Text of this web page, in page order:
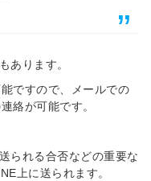
あります。
ですので、メールでの
絡が可能です。
られる合否などの重要な
上に送られます。